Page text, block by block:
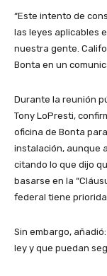
“Este intento de
las leyes aplicables
nuestra gente.
Bonta en un
Durante la reunión
Tony LoPresti,
oficina de Bonta
instalación, aunque
citando lo que dijo
basarse en la
federal tiene
Sin embargo,
ley y que puedan